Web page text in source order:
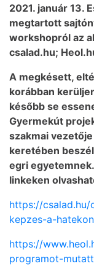
2021. január 13.
megtartott
workshopról az
csalad.hu;
A megkésett,
korábban
később se
Gyermekút
szakmai
keretében
egri
linkeken
https://
kepzes-a-
https://
programot-